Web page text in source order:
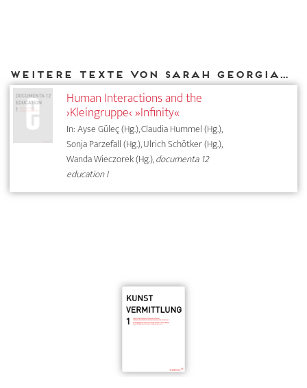
Weitere Texte von Sarah Georgianna bei DIAPHANES
Human Interactions and the
›Kleingruppe‹ »Infinity«
In: Ayse Güleç (Hg.), Claudia Hummel (Hg.),
Sonja Parzefall (Hg.), Ulrich Schötker (Hg.),
Wanda Wieczorek (Hg.),documenta 12
education I